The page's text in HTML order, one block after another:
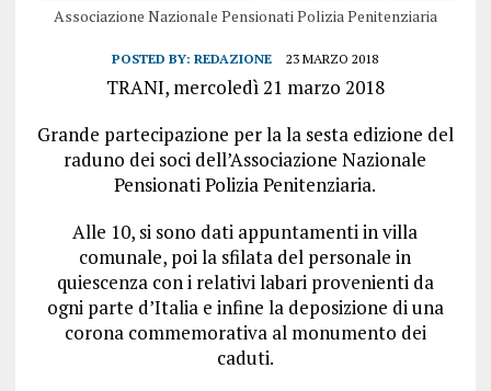
Associazione Nazionale Pensionati Polizia Penitenziaria
POSTED BY:REDAZIONE 23 MARZO 2018
TRANI, mercoledì 21 marzo 2018
Grande partecipazione per la la sesta edizione del
raduno dei soci dell’Associazione Nazionale
Pensionati Polizia Penitenziaria.
Alle 10, si sono dati appuntamenti in villa
comunale, poi la sfilata del personale in
quiescenza con i relativi labari provenienti da
ogni parte d’Italia e infine la deposizione di una
corona commemorativa al monumento dei
caduti.